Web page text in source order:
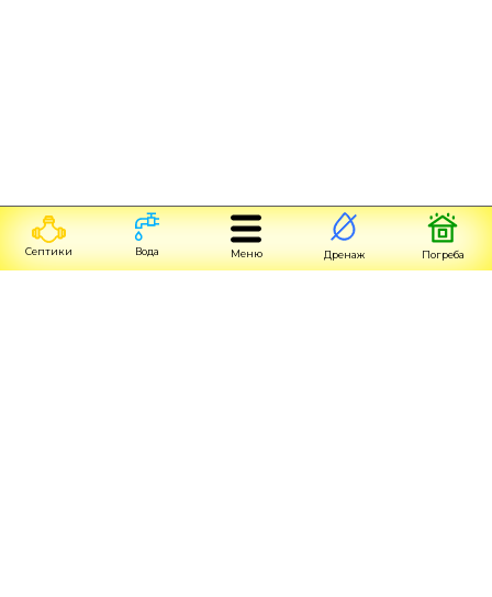
Септики Вода Меню Дренаж Погреба